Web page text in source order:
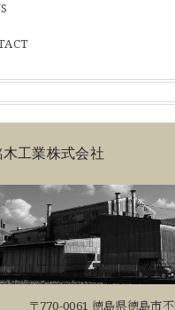
工業株式会社
〒770-0061 徳島県徳島市